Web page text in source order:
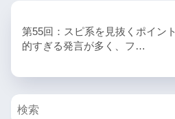
第55回：スピ系を見抜くポイン
的すぎる発言が多く、フ…